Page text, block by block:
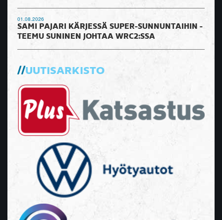
01.08.2026
SAMI PAJARI KÄRJESSÄ SUPER-SUNNUNTAIHIN -
TEEMU SUNINEN JOHTAA WRC2:SSA
UUTISARKISTO